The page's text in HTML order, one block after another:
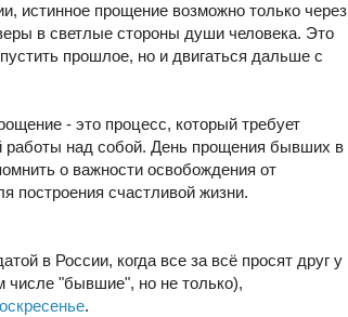
истинное прощение возможно только через
в светлые стороны души человека. Это
прошлое, но и двигаться дальше с
- это процесс, который требует
работы над собой. День прощения бывших в
о важности освобождения от
построения счастливой жизни.
в России, когда все за всё просят друг у
числе "бывшие", но не только),
.